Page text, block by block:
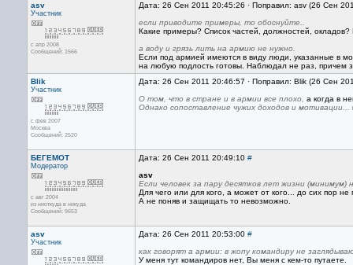
asv
Участник
с апр 2008
Сообщений: 1566
Дата: 26 Сен 2011 20:45:26 · Поправил: asv (26 Сен
если приводите примеры, то обоснуйте..
Какие примеры? Список частей, должностей, окладов?
а воду и грязь лить на армию не нужно.
Если под армией имеются в виду люди, указанные в
на любую подлость готовы. Наблюдал не раз, причем
Blik
Участник
с фев 2007
Москва
Сообщений: 2520
Дата: 26 Сен 2011 20:46:57 · Поправил: Blik (26 Сен
О том, что в стране и в армии все плохо, а когда в
Однако сопоставление чужих доходов и мотивации...
БЕГЕМОТ
Модератор
с авг 2004
из ниоткуда в никуда
Сообщений: 9653
Дата: 26 Сен 2011 20:49:10 #
asv
Если человек за пару десятков лет жизни
Для чего или для кого, а может от кого... до сих пор не
А не поняв и защищать то невозможно.
asv
Участник
Дата: 26 Сен 2011 20:53:00 #
как говорят а армии: в жопу командиру не
У меня тут командиров нет, Вы меня с кем-то путаете.